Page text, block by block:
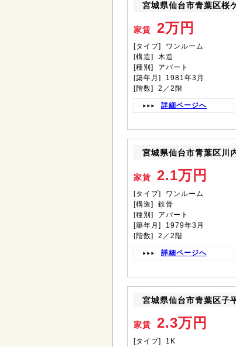
宮城県仙台市青葉区桜
家賃 2万円
[タイプ] ワンルーム
[構造] 木造
[種別] アパート
[築年月] 1981年3月
[階数] 2／2階
詳細ページへ
宮城県仙台市青葉区川
家賃 2.1万円
[タイプ] ワンルーム
[構造] 鉄骨
[種別] アパート
[築年月] 1979年3月
[階数] 2／2階
詳細ページへ
宮城県仙台市青葉区子
家賃 2.3万円
[タイプ] 1K